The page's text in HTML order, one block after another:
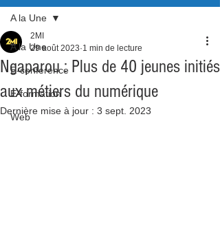
A la Une
E-conference
E-formation
Web
A la Une
Ngaparou : Plus de 40 jeunes initiés
aux métiers du numérique
2MI
29 août 2023 1 min de lecture
Dernière mise à jour : 3 sept. 2023